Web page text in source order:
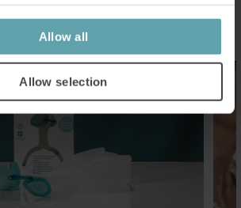
Allow all
Allow selection